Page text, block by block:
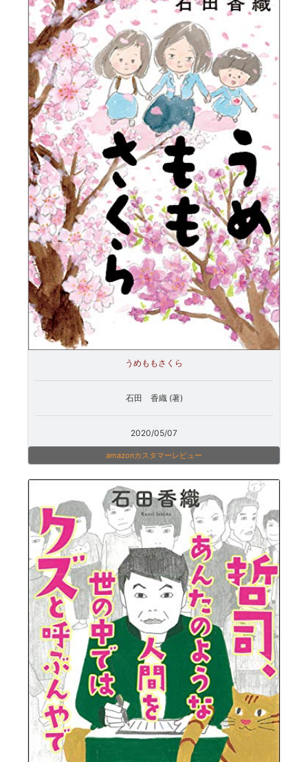
うめももさくら
石田 香織 (著)
2020/05/07
amazonカスタマーレビュー